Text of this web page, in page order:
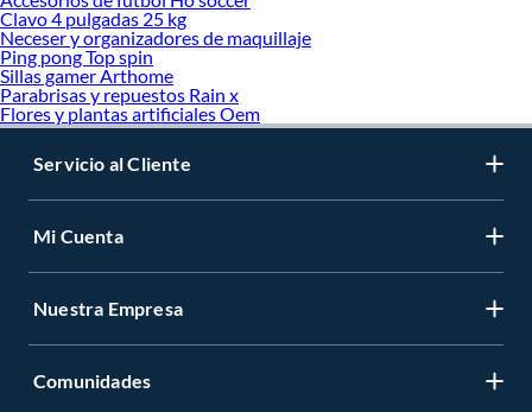
Clavo 4 pulgadas 25 kg
Neceser y organizadores de maquillaje
Ping pong Top spin
Sillas gamer Arthome
Parabrisas y repuestos Rain x
Flores y plantas artificiales Oem
Servicio al Cliente
Mi Cuenta
Nuestra Empresa
Comunidades